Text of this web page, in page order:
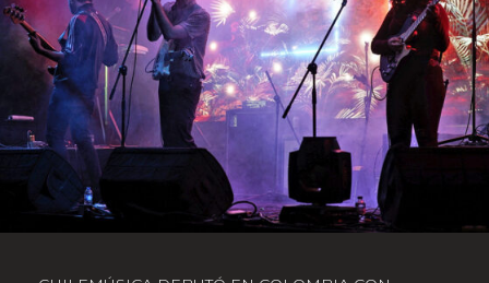
EFEMÉRIDES
PLAYLISTS
ESTUDIOS
FAQ
TRANSPARENCIA